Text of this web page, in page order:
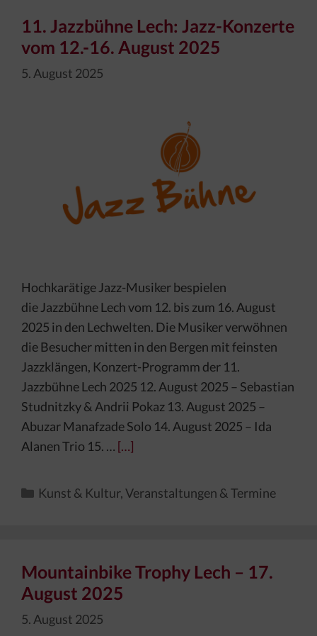
11. Jazzbühne Lech: Jazz-Konzerte
vom 12.-16. August 2025
5. August 2025
Hochkarätige Jazz-Musiker bespielen
die Jazzbühne Lech vom 12. bis zum 16. August
2025 in den Lechwelten. Die Musiker verwöhnen
die Besucher mitten in den Bergen mit feinsten
Jazzklängen, Konzert-Programm der 11.
Jazzbühne Lech 2025 12. August 2025 – Sebastian
Studnitzky & Andrii Pokaz 13. August 2025 –
Abuzar Manafzade Solo 14. August 2025 – Ida
Alanen Trio 15. … […]
Kategorien
Kunst & Kultur,Veranstaltungen & Termine
Mountainbike Trophy Lech – 17.
August 2025
5. August 2025